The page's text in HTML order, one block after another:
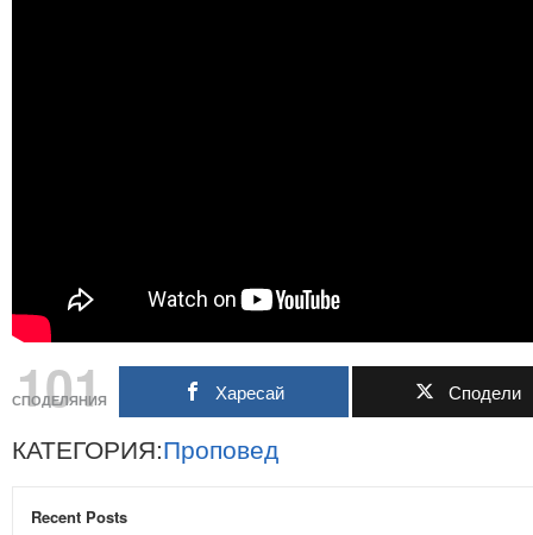
101
СПОДЕЛЯНИЯ Харесай Сподели
КАТЕГОРИЯ:Проповед
Recent Posts